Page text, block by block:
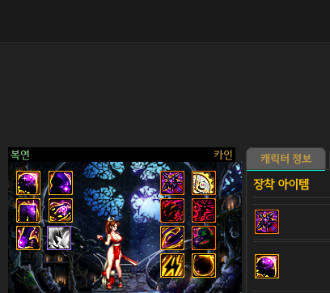
복연 카인
>
캐릭터 정보